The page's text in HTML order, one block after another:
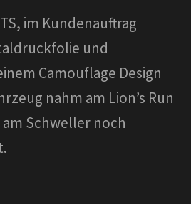
im Kundenauftrag
und
Camouflage Design
nahm am Lion’s Run
Schweller noch